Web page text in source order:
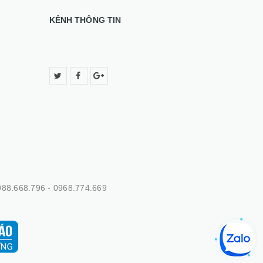
KÊNH THÔNG TIN
- 0968.774.669